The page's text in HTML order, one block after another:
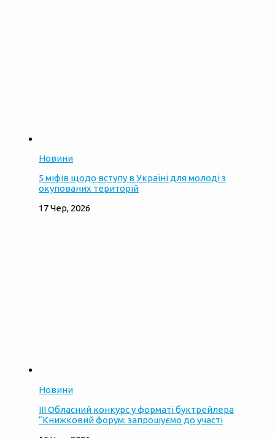
Новини
5 міфів щодо вступу в Україні для молоді з
окупованих територій
17 Чер, 2026
Новини
ІІІ Обласний конкурс у форматі буктрейлера
“Книжковий форум: запрошуємо до участі